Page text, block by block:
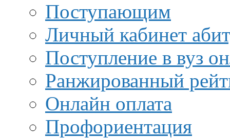
Поступающим
Личный кабинет
Поступление в вуз
Ранжированный
Онлайн оплата
Профориентация